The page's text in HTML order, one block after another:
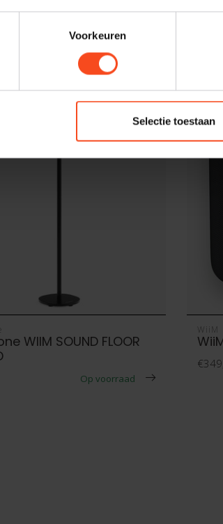
Voorkeuren
Selectie toestaan
WiiM
WIIM SOUND FLOOR
Op voorraad
WiiM